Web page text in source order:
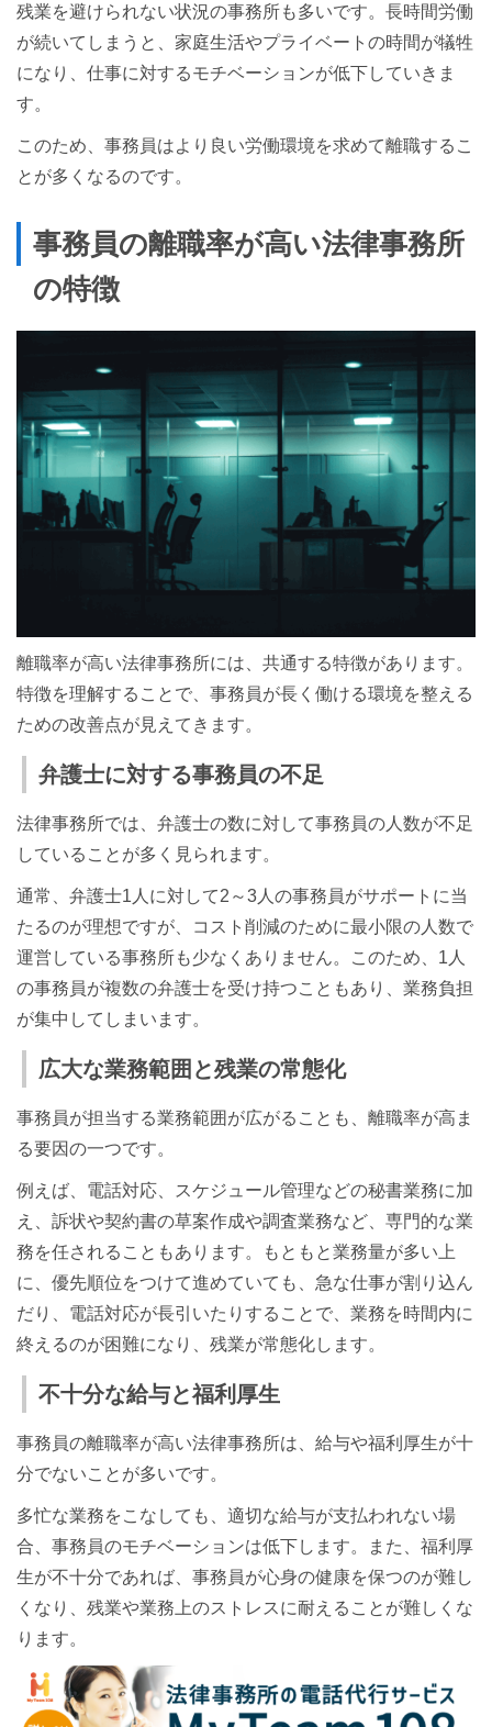
残業を避けられない状況の事務所も多いです。長時間労働
が続いてしまうと、家庭生活やプライベートの時間が犠牲
になり、仕事に対するモチベーションが低下していきま
す。
このため、事務員はより良い労働環境を求めて離職するこ
とが多くなるのです。
事務員の離職率が高い法律事務所
の特徴
離職率が高い法律事務所には、共通する特徴があります。
特徴を理解することで、事務員が長く働ける環境を整える
ための改善点が見えてきます。
弁護士に対する事務員の不足
法律事務所では、弁護士の数に対して事務員の人数が不足
していることが多く見られます。
通常、弁護士1人に対して2～3人の事務員がサポートに当
たるのが理想ですが、コスト削減のために最小限の人数で
運営している事務所も少なくありません。このため、1人
の事務員が複数の弁護士を受け持つこともあり、業務負担
が集中してしまいます。
広大な業務範囲と残業の常態化
事務員が担当する業務範囲が広がることも、離職率が高ま
る要因の一つです。
例えば、電話対応、スケジュール管理などの秘書業務に加
え、訴状や契約書の草案作成や調査業務など、専門的な業
務を任されることもあります。もともと業務量が多い上
に、優先順位をつけて進めていても、急な仕事が割り込ん
だり、電話対応が長引いたりすることで、業務を時間内に
終えるのが困難になり、残業が常態化します。
不十分な給与と福利厚生
事務員の離職率が高い法律事務所は、給与や福利厚生が十
分でないことが多いです。
多忙な業務をこなしても、適切な給与が支払われない場
合、事務員のモチベーションは低下します。また、福利厚
生が不十分であれば、事務員が心身の健康を保つのが難し
くなり、残業や業務上のストレスに耐えることが難しくな
ります。